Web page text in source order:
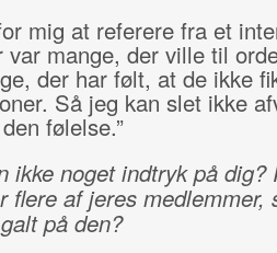
mig at referere fra et
var mange, der ville til
der har følt, at de ikke
Så jeg kan slet ikke
følelse.”
ikke noget indtryk på dig?
flere af jeres medlemmer,
på den?